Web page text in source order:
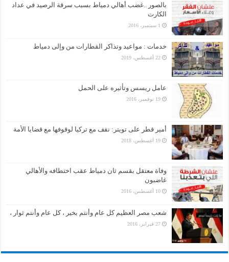
بالصور ..غضب أهالي دمياط بسبب سرقة الرصيد في عداد
الكارت
1 سبتمبر، 2016
خدمات : مواعيد وتذاكر القطارات من وإلى دمياط
22 أغسطس، 2019
عامل ريسس وتأثيره على الحمل
19 نوفمبر، 2016
أمير قطر على تويتر: نقف مع تركيا لوقوفها مع قضايا الأمة
19 أغسطس، 2018
وفاة معتقل بقسم ثان دمياط عقب اختطافه والأهالي
غاضبون
10 أغسطس، 2016
شعب مصر العظيم كل عام وأنتم بخير ، كل عام وأنتم ثوار ،
27 فبراير، 2016